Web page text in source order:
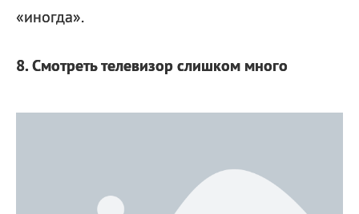
«иногда».
8. Смотреть телевизор слишком много